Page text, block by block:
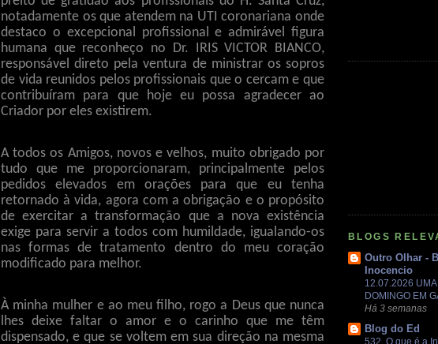
notadamente os que atendem na UTI coronariana onde
destaco o excepcional profissional e admirável figura
humana que reconheço no Dr. IRIS VICTOR BIANCO,
responsável direto pela ventura de ministrar os sopros
de vida reunidos pelos profissionais que o cercam e que
contribuíram para que hoje eu possa agradecer ao
Criador por eles existirem.
A todos os Amigos, novos e velhos, muito obrigado por
tudo que me proporcionaram, principalmente pelos
pedidos elevados em orações para que eu tenha
retornado à vida, agora com a obrigação e o propósito
de exercitar a transformação que a nova existência
exige para servir a todos com humildade, igualando-os
nas formas de tratamento dentro do meu coração
modificado para melhor.
À minha mulher e ao meu filho, rogo a Deus que nunca
lhes deixe faltar o amor e o carinho que me têm
dispensado, e que se voltem em sua direção na mesma
BLOGS
Outro Olhar -
Inocencio
12.07.2026
DOMINGO EM
Há 3 semanas
Blog do Ed